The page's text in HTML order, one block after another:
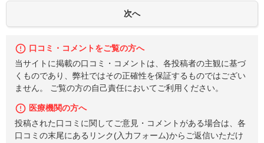
口コミ・コメントをご覧の方へ
当サイトに掲載の口コミ・コメントは、各投稿者の主観に基づ
くものであり、弊社ではその正確性を保証するものではござい
ません。 ご覧の方の自己責任においてご利用ください。
医療機関の方へ
投稿された口コミに関してご意見・コメントがある場合は、各
口コミの末尾にあるリンク(入力フォーム)からご返信いただけ